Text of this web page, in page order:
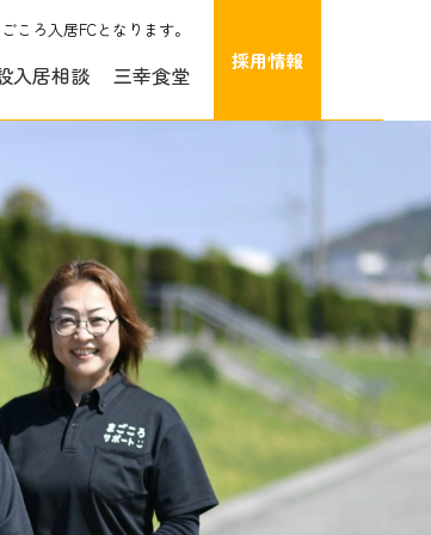
入居相談 三幸食堂
ころ入居FCとなります。
採用情報